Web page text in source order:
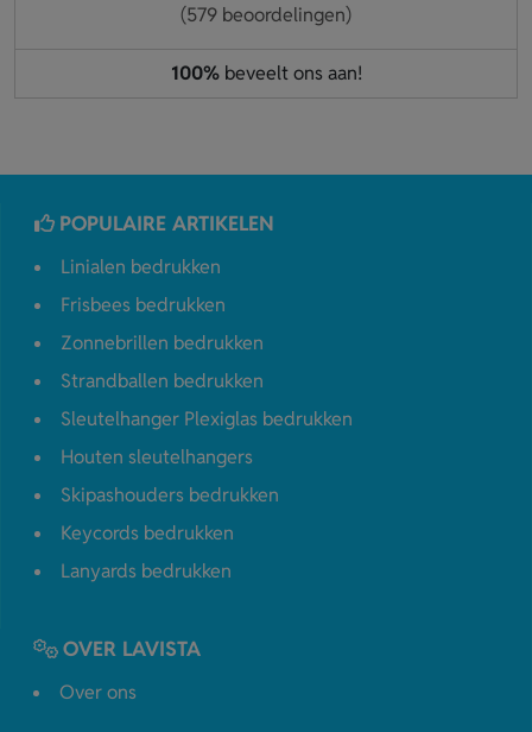
(579 beoordelingen)
100%beveelt ons aan!
POPULAIRE ARTIKELEN
Linialen bedrukken
Frisbees bedrukken
Zonnebrillen bedrukken
Strandballen bedrukken
Sleutelhanger Plexiglas bedrukken
Houten sleutelhangers
Skipashouders bedrukken
Keycords bedrukken
Lanyards bedrukken
OVER LAVISTA
Over ons